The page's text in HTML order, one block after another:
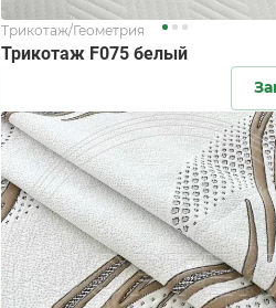
Трикотаж/Геометрия
Трикотаж F075 белый